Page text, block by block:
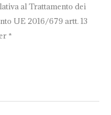
al Trattamento dei
UE 2016/679 artt. 13
*